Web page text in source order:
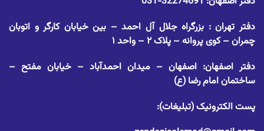
دفتر تهران : بزرگراه جلال آل احمد – بین خیابان کارگر و اتوبان
چمران – کوی پروانه – پلاک ۲ – واحد ۱
دفتر اصفهان: اصفهان – میدان احمدآباد – خیابان مفتح –
ساختمان امام رضا (ع)
پست الکترونیک (تبلیغات):